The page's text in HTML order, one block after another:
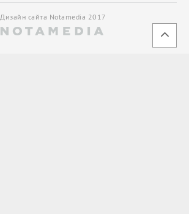
Дизайн сайта Notamedia 2017